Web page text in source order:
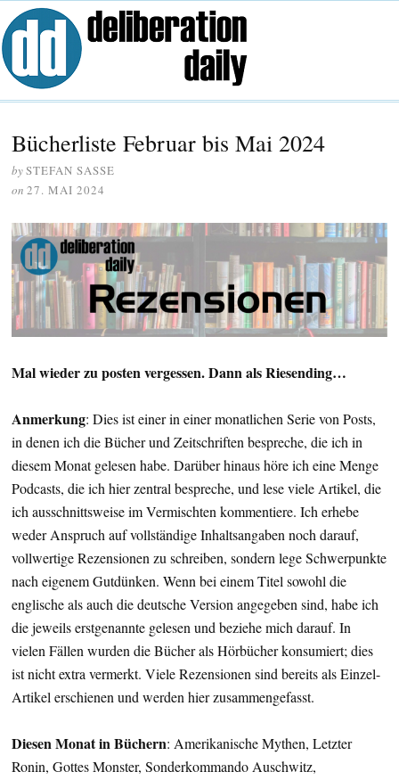
Bücherliste Februar bis Mai 2024
bySTEFAN SASSE
on 27. MAI 2024
Mal wieder zu posten vergessen. Dann als Riesending…
Anmerkung: Dies ist einer in einer monatlichen Serie von Posts,
in denen ich die Bücher und Zeitschriften bespreche, die ich in
diesem Monat gelesen habe. Darüber hinaus höre ich eine Menge
Podcasts, die ich hier zentral bespreche, und lese viele Artikel, die
ich ausschnittsweise im Vermischten kommentiere. Ich erhebe
weder Anspruch auf vollständige Inhaltsangaben noch darauf,
vollwertige Rezensionen zu schreiben, sondern lege Schwerpunkte
nach eigenem Gutdünken. Wenn bei einem Titel sowohl die
englische als auch die deutsche Version angegeben sind, habe ich
die jeweils erstgenannte gelesen und beziehe mich darauf. In
vielen Fällen wurden die Bücher als Hörbücher konsumiert; dies
ist nicht extra vermerkt. Viele Rezensionen sind bereits als Einzel-
Artikel erschienen und werden hier zusammengefasst.
Diesen Monat in Büchern: Amerikanische Mythen, Letzter
Ronin, Gottes Monster, Sonderkommando Auschwitz,